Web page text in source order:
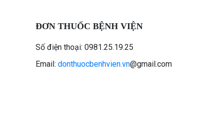
ĐƠN THUỐC BỆNH VIỆN
Số điện thoại: 0981.25.19.25
Email: donthuocbenhvien.vn@gmail.com